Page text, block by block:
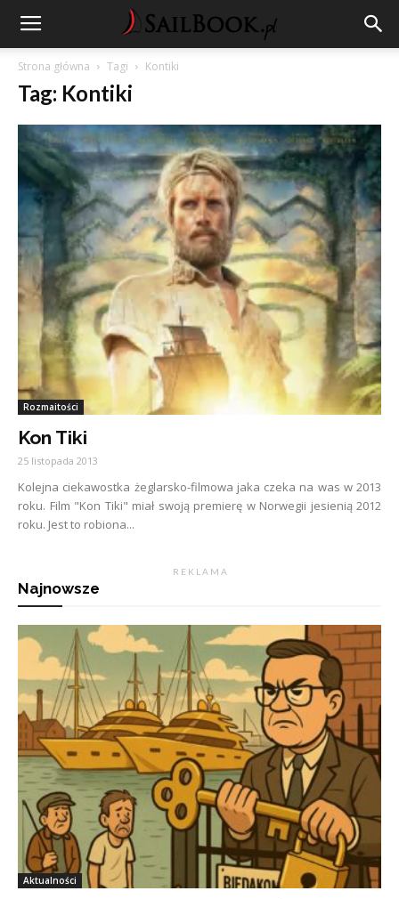
Strona główna Tagi Kontiki
Tag: Kontiki
Rozmaitości
Kon Tiki
25 listopada 2013
Kolejna ciekawostka żeglarsko-filmowa jaka czeka na was w 2013
roku. Film "Kon Tiki" miał swoją premierę w Norwegii jesienią 2012
roku. Jest to robiona...
R E K L A M A
Najnowsze
Aktualności